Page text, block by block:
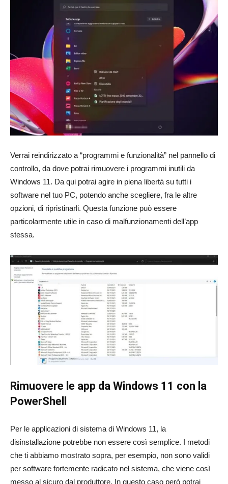
Verrai reindirizzato a “programmi e funzionalità” nel pannello di
controllo, da dove potrai rimuovere i programmi inutili da
Windows 11. Da qui potrai agire in piena libertà su tutti i
software nel tuo PC, potendo anche scegliere, fra le altre
opzioni, di ripristinarli. Questa funzione può essere
particolarmente utile in caso di malfunzionamenti dell’app
stessa.
Rimuovere le app da Windows 11 con la
PowerShell
Per le applicazioni di sistema di Windows 11, la
disinstallazione potrebbe non essere così semplice. I metodi
che ti abbiamo mostrato sopra, per esempio, non sono validi
per software fortemente radicato nel sistema, che viene così
messo al sicuro dal produttore. In questo caso però potrai